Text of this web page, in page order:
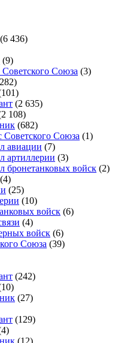
(6 436)
(9)
Союза (3)
(2 635)
108)
(682)
Советского Союза (1)
авиации (7)
артиллерии (3)
бронетанковых войск (2)
(4)
(25)
(10)
войск (6)
(4)
войск (6)
Союза (39)
(242)
(27)
(129)
(12)